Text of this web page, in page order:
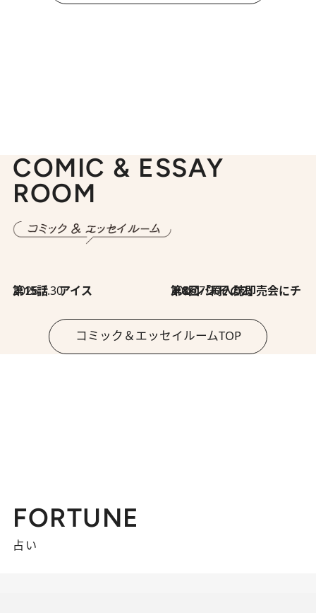
COMIC & ESSAY
ROOM
2026.7.30
第15話 アイス 2026.7.30
第8回「同人誌即売会にチャレンジ その2」
コミック＆エッセイルームTOP
FORTUNE
占い